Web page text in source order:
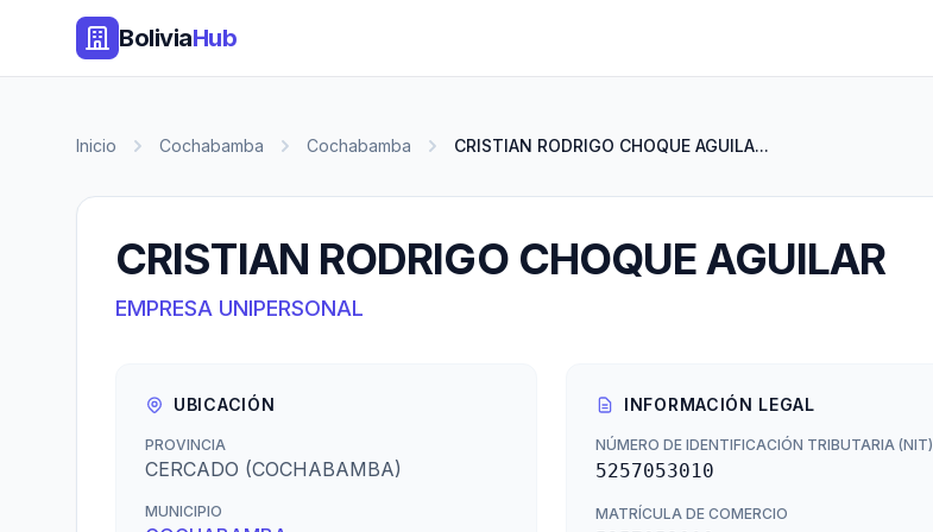
BoliviaHub
Inicio Cochabamba Cochabamba CRISTIAN RODRIGO CHOQUE AGUILA...
CRISTIAN RODRIGO CHOQUE AGUILAR
EMPRESA UNIPERSONAL
UBICACIÓN
PROVINCIA
CERCADO (COCHABAMBA)
MUNICIPIO
INFORMACIÓN LEGAL
NÚMERO DE IDENTIFICACIÓN TRIBUTARIA (NIT)
5257053010
MATRÍCULA DE COMERCIO